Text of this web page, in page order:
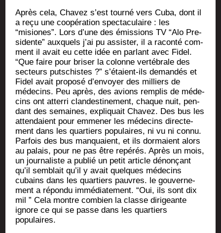
Après cela, Cha­vez s’est tour­né vers Cuba, dont il
a reçu une coopé­ra­tion spec­ta­cu­laire : les
“misiones”. Lors d’une des émis­sions TV “Alo Pre­
si­dente” aux­quels j’ai pu assis­ter, il a racon­té com­
ment il avait eu cette idée en par­lant avec Fidel.
“Que faire pour bri­ser la colonne ver­té­brale des
sec­teurs put­schistes ?” s’é­taient-ils deman­dés et
Fidel avait pro­po­sé d’en­voyer des mil­liers de
méde­cins. Peu après, des avions rem­plis de méde­
cins ont atter­ri clan­des­ti­ne­ment, chaque nuit, pen­
dant des semaines, expli­quait Cha­vez. Des bus les
atten­daient pour emme­ner les méde­cins direc­te­
ment dans les quar­tiers popu­laires, ni vu ni connu.
Par­fois des bus man­quaient, et ils dor­maient alors
au palais, pour ne pas être repé­rés. Après un mois,
un jour­na­liste a publié un petit article dénon­çant
qu’il sem­blait qu’il y avait quelques méde­cins
cubains dans les quar­tiers pauvres. le gou­ver­ne­
ment a répon­du immé­dia­te­ment. “Oui, ils sont dix
mil ” Cela montre com­bien la classe diri­geante
ignore ce qui se passe dans les quar­tiers
populaires.